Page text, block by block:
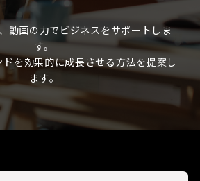
動画の力でビジネスをサポートしま
す。
を効果的に成長させる方法を提案し
ます。